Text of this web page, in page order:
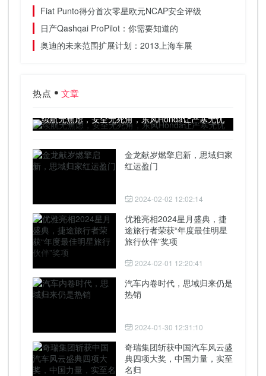
Fiat Punto得分首次零星欧元NCAP安全评级
日产Qashqai ProPilot：你需要知道的
奥迪的未来范围扩展计划：2013上海车展
热点 文章
续航无焦虑，安全无死角，东风Honda让严寒无忧
金龙献岁燃擎启新，思域归家
红运盈门
2024-02-02 12:02:14
优雅亮相2024星月盛典，捷
途旅行者荣获“年度最佳明星
旅行伙伴”奖项
2024-02-01 12:20:41
汽车内卷时代，思域归来仍是
热销
2024-01-30 12:31:10
奇瑞集团斩获中国汽车风云盛
典四项大奖，中国力量，实至
名归